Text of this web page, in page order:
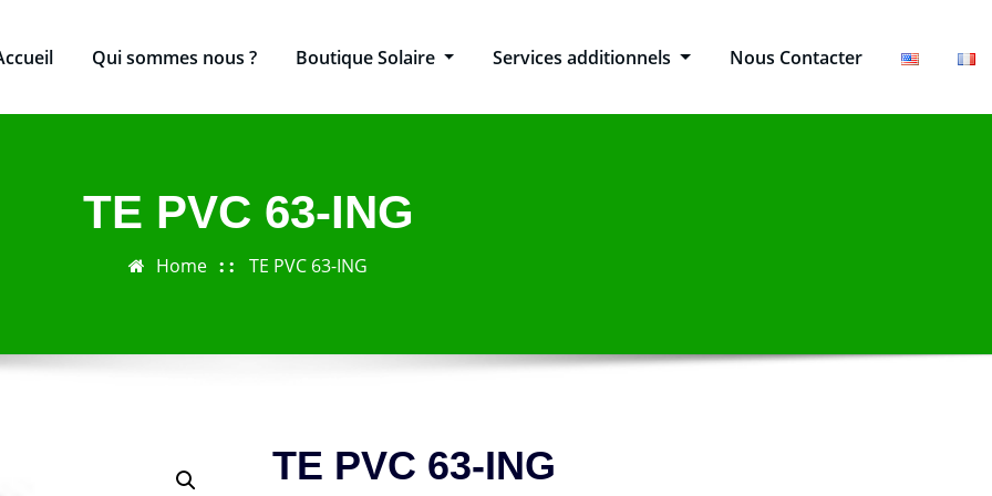
Qui sommes nous ? Boutique Solaire Services additionnels Nous Contacter
TE PVC 63-ING
Home TE PVC 63-ING
TE PVC 63-ING